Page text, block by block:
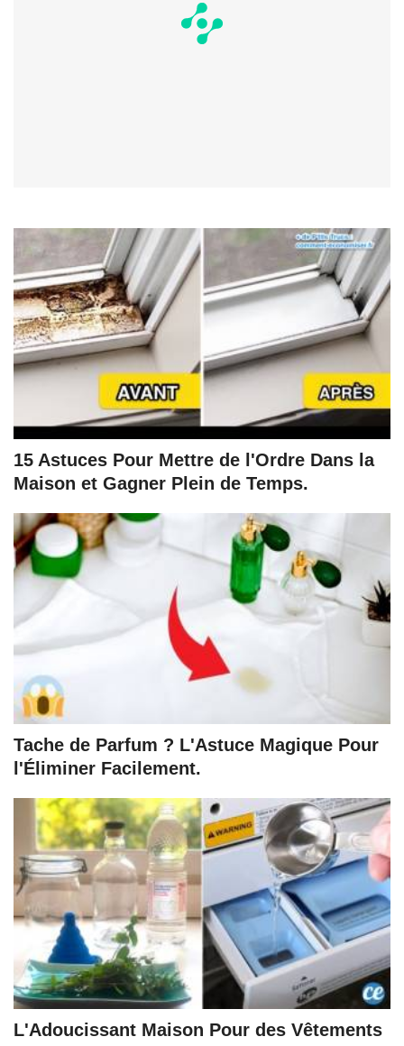
15 Astuces Pour Mettre de l'Ordre Dans la
Maison et Gagner Plein de Temps.
Tache de Parfum ? L'Astuce Magique Pour
l'Éliminer Facilement.
L'Adoucissant Maison Pour des Vêtements